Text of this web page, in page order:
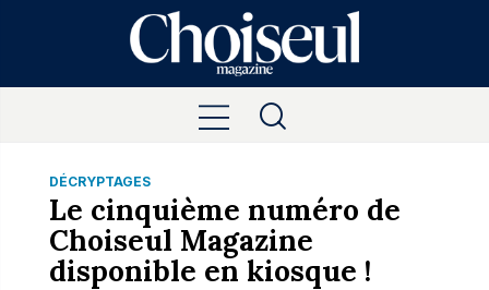
DÉCRYPTAGES
Le cinquième numéro de
Choiseul Magazine
disponible en kiosque !